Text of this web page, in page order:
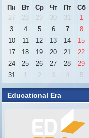
Пн
Вт Ср Чт Пт Сб
27
28 29 30 31 1
3
4 5 6 7 8
10
11 12 13 14 15
17
18 19 20 21 22
24
25 26 27 28 29
31
1 2 3 4 5
Educational Era